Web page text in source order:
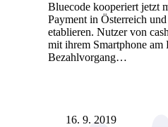
Bluecode kooperiert jetzt
Payment in Österreich
etablieren. Nutzer von
mit ihrem Smartphone am
Bezahlvorgang…
16. 9. 2019